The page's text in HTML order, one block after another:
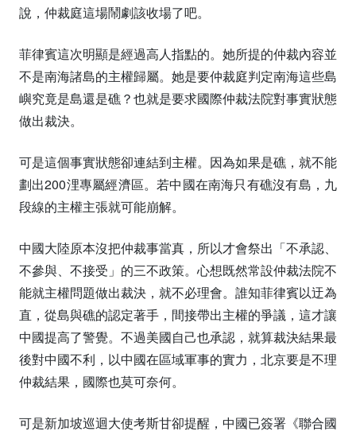
說，仲裁庭這場鬧劇該收場了吧。
菲律賓這次明顯是經過高人指點的。她所提的仲裁內容並
不是南海諸島的主權歸屬。她是要仲裁庭判定南海這些島
嶼究竟是島還是礁？也就是要求國際仲裁法院對事實狀態
做出裁決。
可是這個事實狀態卻連結到主權。因為如果是礁，就不能
劃出200浬專屬經濟區。若中國在南海只有礁沒有島，九
段線的主權主張就可能崩解。
中國大陸原本沒把仲裁事當真，所以才會祭出「不承認、
不參與、不接受」的三不政策。心想既然常設仲裁法院不
能就主權問題做出裁決，就不必理會。誰知菲律賓以迂為
直，從島與礁的認定著手，間接帶出主權的爭議，這才讓
中國提高了警覺。不過美國自己也承認，就算裁決結果最
後對中國不利，以中國在區域軍事的實力，北京要是不理
仲裁結果，國際也莫可奈何。
可是新加坡巡迴大使考斯甘卻提醒，中國已簽署《聯合國